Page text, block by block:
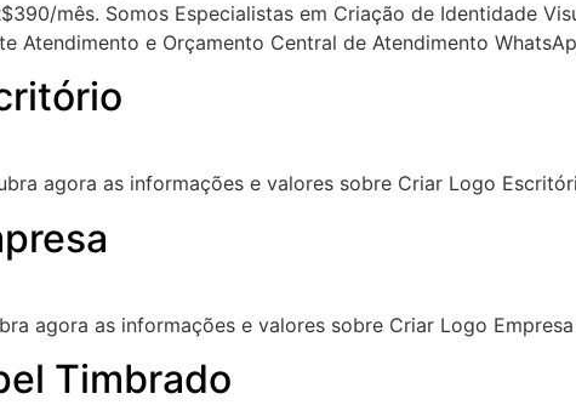
mês. Somos Especialistas em Criação de Identidade
Atendimento e Orçamento Central de Atendimento
agora as informações e valores sobre Criar Logo
agora as informações e valores sobre Criar Logo
Timbrado